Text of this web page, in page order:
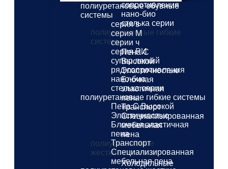
сопротивления
нано-био
стелька серии
полиуретановые гибкие
системы
Пена С
Высокой
Эластичностью
Блочная
эластичная
пена
Транспорт
Специализированная
мебельная
пена
полиуретановые
жесткие системы
Холодильные
полиуретановые обувные
системы
серия s
серия M
серии ч
серия РИ
супер легкий
ряд сопротивления
нано-био
стелька серии
полиуретановые гибкие системы
Пена С Высокой
Эластичностью
Блочная эластичная
пена
Транспорт
Специализированная
мебельная пена